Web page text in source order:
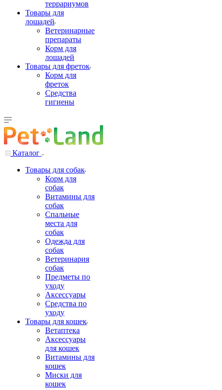
террариумов
Товары для
лошадей
Ветеринарные
препараты
Корм для
лошадей
Товары для фреток
Корм для
фреток
Средства
гигиены
Каталог
Товары для собак
Корм для
собак
Витамины для
собак
Спальные
места для
собак
Одежда для
собак
Ветеринария
собак
Предметы по
уходу
Аксессуары
Средства по
уходу
Товары для кошек
Ветаптека
Аксессуары
для кошек
Витамины для
кошек
Миски для
кошек